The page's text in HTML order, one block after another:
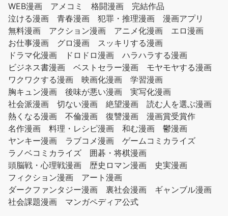
WEB漫画
アメコミ 格闘漫画
完結作品
泣ける漫画
青春漫画 犯罪・推理漫画
漫画アプリ
無料漫画
アクション漫画 アニメ化漫画
エロ漫画
お仕事漫画
グロ漫画
スッキリする漫画
ドラマ化漫画
ドロドロ漫画
ハラハラする漫画
ビジネス書漫画
ベストセラー漫画
モヤモヤする漫画
ワクワクする漫画
映画化漫画
学習漫画
胸キュン漫画
後味が悪い漫画
実写化漫画
社会派漫画
切ない漫画 絶望漫画
読む人を選ぶ漫画
熱くなる漫画
不倫漫画 復讐漫画
漫画賞受賞作
名作漫画
料理・レシピ漫画 和む漫画
鬱漫画
ヤンキー漫画
ラブコメ漫画
ゲームコミカライズ
ラノベコミカライズ
囲碁・将棋漫画
頭脳戦・心理戦漫画
歴史ロマン漫画
史実漫画
フィクション漫画
アート漫画
ダークファンタジー漫画
裏社会漫画
ギャンブル漫画
社会課題漫画
マンガペディア公式